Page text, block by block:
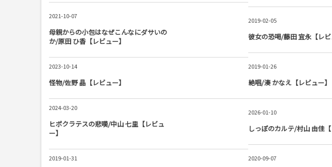
2021-10-07
母親からの小包はなぜこんなにダサいの
か/原田 ひ香【レビュー】
2019-02-05
彼女の恐喝/藤田 宜永【レビ
2023-10-14
怪物/佐野 晶【レビュー】
2019-01-26
絶唱/湊 かなえ【レビュー】
2024-03-20
ヒポクラテスの悲嘆/中山 七里【レビュ
ー】
2026-01-10
しっぽのカルテ/村山 由佳【
2019-01-31 2020-09-07